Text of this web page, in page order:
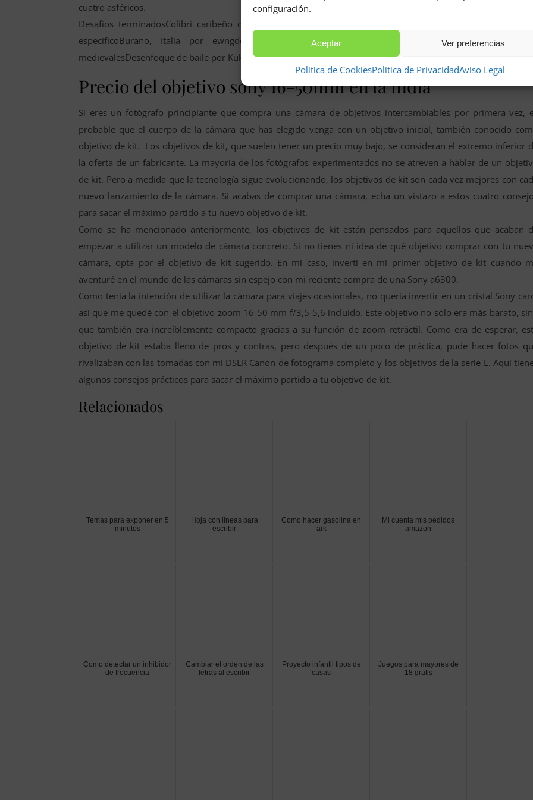
configuración.
Aceptar Ver preferencias
Política de CookiesPolítica de PrivacidadAviso Legal
cuatro asféricos.
Desafíos terminadosColibrí caribeño de garganta púrpura por hwvloverde Panasonic – Desafío de equipo
específicoBurano, Italia por ewngde Edificios coloridosOlavinlinna por Kivifde Estructuras urbanas
medievalesDesenfoque de baile por Kuklade Bailarines en movimientoDescubre más desafíos «
Precio del objetivo sony 16-50mm en la india
Si eres un fotógrafo principiante que compra una cámara de objetivos intercambiables por primera vez,
probable que el cuerpo de la cámara que has elegido venga con un objetivo inicial, también conocido
objetivo de kit. Los objetivos de kit, que suelen tener un precio muy bajo, se consideran el extremo inferior
la oferta de un fabricante. La mayoría de los fotógrafos experimentados no se atreven a hablar de un
de kit. Pero a medida que la tecnología sigue evolucionando, los objetivos de kit son cada vez mejores con
nuevo lanzamiento de la cámara. Si acabas de comprar una cámara, echa un vistazo a estos cuatro
para sacar el máximo partido a tu nuevo objetivo de kit.
Como se ha mencionado anteriormente, los objetivos de kit están pensados para aquellos que acaban
empezar a utilizar un modelo de cámara concreto. Si no tienes ni idea de qué objetivo comprar con tu
cámara, opta por el objetivo de kit sugerido. En mi caso, invertí en mi primer objetivo de kit cuando
aventuré en el mundo de las cámaras sin espejo con mi reciente compra de una Sony a6300.
Como tenía la intención de utilizar la cámara para viajes ocasionales, no quería invertir en un cristal Sony
así que me quedé con el objetivo zoom 16-50 mm f/3,5-5,6 incluido. Este objetivo no sólo era más barato,
que también era increíblemente compacto gracias a su función de zoom retráctil. Como era de esperar,
objetivo de kit estaba lleno de pros y contras, pero después de un poco de práctica, pude hacer fotos
rivalizaban con las tomadas con mi DSLR Canon de fotograma completo y los objetivos de la serie L. Aquí
algunos consejos prácticos para sacar el máximo partido a tu objetivo de kit.
Relacionados
Temas para exponer en 5
minutos
Hoja con lineas para
escribir
Como hacer gasolina en
ark
Mi cuenta mis pedidos
amazon
Como detectar un inhibidor
de frecuencia
Cambiar el orden de las
letras al escribir
Proyecto infantil tipos de
casas
Juegos para mayores de
18 gratis